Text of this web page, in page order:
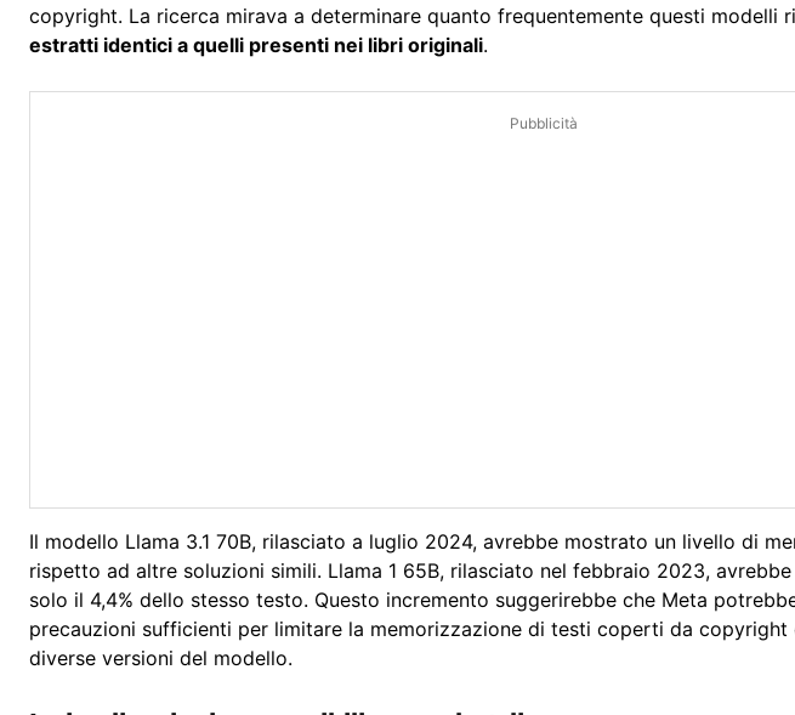
copyright. La ricerca mirava a determinare quanto frequentemente questi modelli
estratti identici a quelli presenti nei libri originali.
Pubblicità
Il modello Llama 3.1 70B, rilasciato a luglio 2024, avrebbe mostrato un livello di
rispetto ad altre soluzioni simili. Llama 1 65B, rilasciato nel febbraio 2023,
solo il 4,4% dello stesso testo. Questo incremento suggerirebbe che Meta
precauzioni sufficienti per limitare la memorizzazione di testi coperti da copyright
diverse versioni del modello.